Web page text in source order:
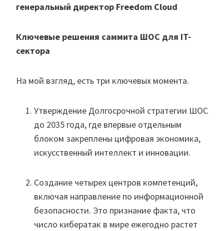
генеральный директор Freedom Cloud
Ключевые решения саммита ШОС для IT-
сектора
На мой взгляд, есть три ключевых момента.
Утверждение Долгосрочной стратегии ШОС
до 2035 года, где впервые отдельным
блоком закреплены цифровая экономика,
искусственный интеллект и инновации.
Создание четырех центров компетенций,
включая направление по информационной
безопасности. Это признание факта, что
число кибератак в мире ежегодно растет